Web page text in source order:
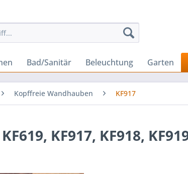
Bad/Sanitär Beleuchtung Garten
Kopffreie Wandhauben KF917
KF917, KF918,